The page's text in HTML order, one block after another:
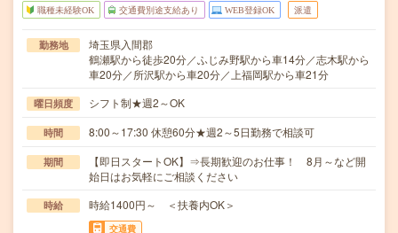
職種未経験OK 交通費別途支給あり WEB登録OK 派遣
勤務地
埼玉県入間郡
鶴瀬駅から徒歩20分／ふじみ野駅から車14分／志木駅から
車20分／所沢駅から車20分／上福岡駅から車21分
曜日頻度 シフト制★週2～OK
時間 8:00～17:30 休憩60分★週2～5日勤務で相談可
期間
【即日スタートOK】⇒長期歓迎のお仕事！ 8月～など開
始日はお気軽にご相談ください
時給 時給1400円～ ＜扶養内OK＞
交通費